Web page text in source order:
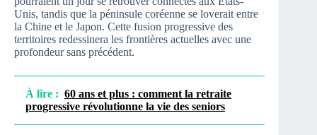
Unis, tandis que la péninsule coréenne se loverait entre
la Chine et le Japon. Cette fusion progressive des
territoires redessinera les frontières actuelles avec une
profondeur sans précédent.
À lire : 60 ans et plus : comment la retraite
progressive révolutionne la vie des seniors